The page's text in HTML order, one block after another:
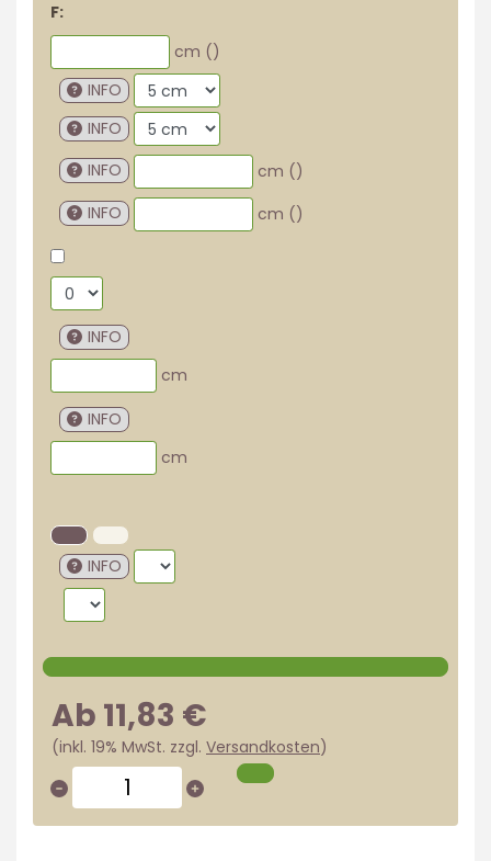
F:
cm ()
INFO
INFO
INFO
cm ()
INFO
cm ()
INFO
cm
INFO
cm
INFO
Ab 11,83 €
(inkl. 19% MwSt. zzgl. Versandkosten)